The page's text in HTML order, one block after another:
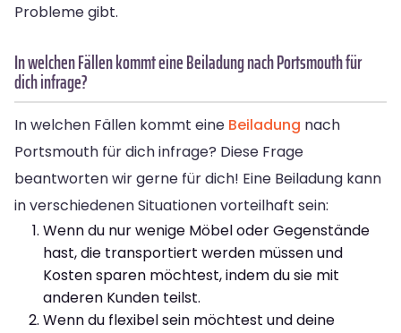
Probleme gibt.
In welchen Fällen kommt eine Beiladung nach Portsmouth für
dich infrage?
In welchen Fällen kommt eine Beiladung nach
Portsmouth für dich infrage? Diese Frage
beantworten wir gerne für dich! Eine Beiladung kann
in verschiedenen Situationen vorteilhaft sein:
Wenn du nur wenige Möbel oder Gegenstände
hast, die transportiert werden müssen und
Kosten sparen möchtest, indem du sie mit
anderen Kunden teilst.
Wenn du flexibel sein möchtest und deine